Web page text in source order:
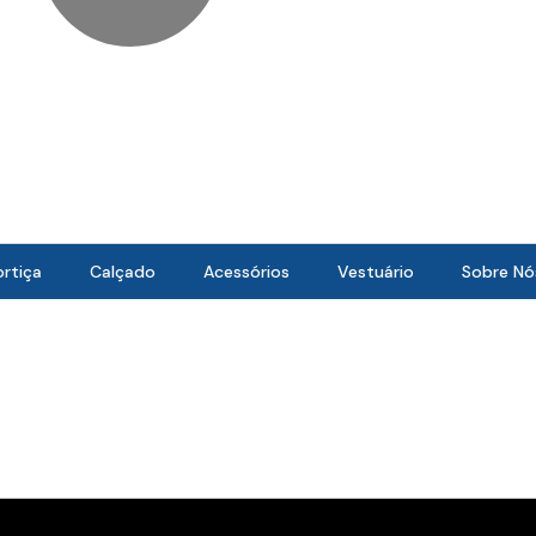
Calçado Acessórios Vestuário Sobre